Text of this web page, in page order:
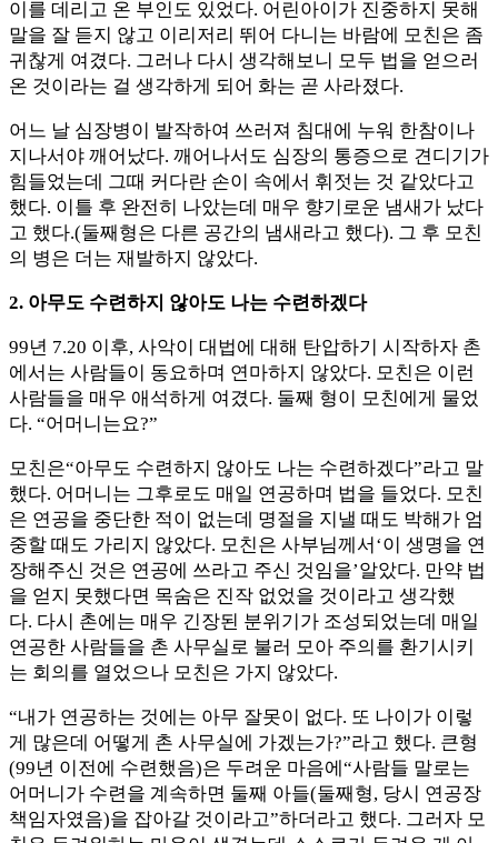
이를 데리고 온 부인도 있었다. 어린아이가 진중하지 못해
말을 잘 듣지 않고 이리저리 뛰어 다니는 바람에 모친은 좀
귀찮게 여겼다. 그러나 다시 생각해보니 모두 법을 얻으러
온 것이라는 걸 생각하게 되어 화는 곧 사라졌다.
어느 날 심장병이 발작하여 쓰러져 침대에 누워 한참이나
지나서야 깨어났다. 깨어나서도 심장의 통증으로 견디기가
힘들었는데 그때 커다란 손이 속에서 휘젓는 것 같았다고
했다. 이틀 후 완전히 나았는데 매우 향기로운 냄새가 났다
고 했다.(둘째형은 다른 공간의 냄새라고 했다). 그 후 모친
의 병은 더는 재발하지 않았다.
2. 아무도 수련하지 않아도 나는 수련하겠다
99년 7.20 이후, 사악이 대법에 대해 탄압하기 시작하자 촌
에서는 사람들이 동요하며 연마하지 않았다. 모친은 이런
사람들을 매우 애석하게 여겼다. 둘째 형이 모친에게 물었
다. “어머니는요?”
모친은“아무도 수련하지 않아도 나는 수련하겠다”라고 말
했다. 어머니는 그후로도 매일 연공하며 법을 들었다. 모친
은 연공을 중단한 적이 없는데 명절을 지낼 때도 박해가 엄
중할 때도 가리지 않았다. 모친은 사부님께서‘이 생명을 연
장해주신 것은 연공에 쓰라고 주신 것임을’알았다. 만약 법
을 얻지 못했다면 목숨은 진작 없었을 것이라고 생각했
다. 다시 촌에는 매우 긴장된 분위기가 조성되었는데 매일
연공한 사람들을 촌 사무실로 불러 모아 주의를 환기시키
는 회의를 열었으나 모친은 가지 않았다.
“내가 연공하는 것에는 아무 잘못이 없다. 또 나이가 이렇
게 많은데 어떻게 촌 사무실에 가겠는가?”라고 했다. 큰형
(99년 이전에 수련했음)은 두려운 마음에“사람들 말로는
어머니가 수련을 계속하면 둘째 아들(둘째형, 당시 연공장
책임자였음)을 잡아갈 것이라고”하더라고 했다. 그러자 모